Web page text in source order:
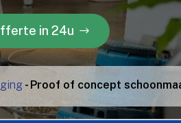
in 24u
- Proof of concept